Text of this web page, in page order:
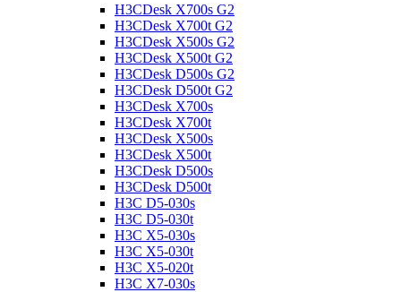
H3CDesk X700s G2
H3CDesk X700t G2
H3CDesk X500s G2
H3CDesk X500t G2
H3CDesk D500s G2
H3CDesk D500t G2
H3CDesk X700s
H3CDesk X700t
H3CDesk X500s
H3CDesk X500t
H3CDesk D500s
H3CDesk D500t
H3C D5-030s
H3C D5-030t
H3C X5-030s
H3C X5-030t
H3C X5-020t
H3C X7-030s